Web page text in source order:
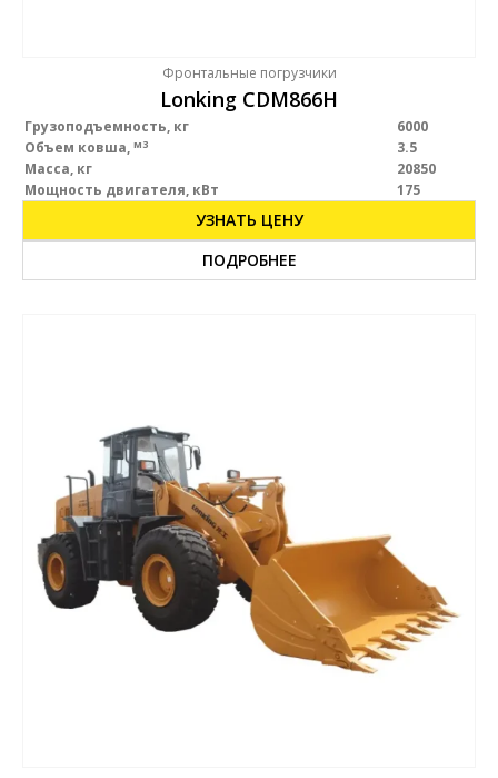
Фронтальные погрузчики
Lonking CDM866H
Грузоподъемность, кг
6000
Объем ковша, м3
3.5
Масса, кг
20850
Мощность двигателя, кВт
175
УЗНАТЬ ЦЕНУ
ПОДРОБНЕЕ